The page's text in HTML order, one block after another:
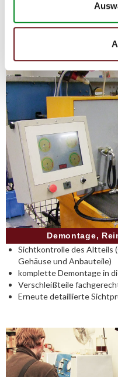
des Preises
Instandhaltungskosten
Demontage,
Sichtkontrolle des Altteils
Gehäuse und Anbauteile)
komplette Demontage in
Verschleißteile
Erneute detaillierte